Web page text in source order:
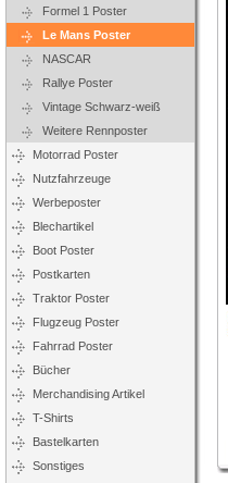
Formel 1 Poster
Le Mans Poster
NASCAR
Rallye Poster
Vintage Schwarz-weiß
Weitere Rennposter
Motorrad Poster
Nutzfahrzeuge
Werbeposter
Blechartikel
Boot Poster
Postkarten
Traktor Poster
Flugzeug Poster
Fahrrad Poster
Bücher
Merchandising Artikel
T-Shirts
Bastelkarten
Sonstiges